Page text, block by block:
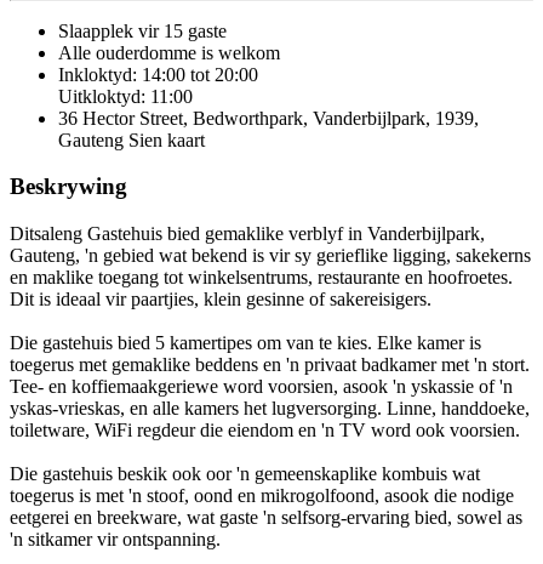
Slaapplek vir 15 gaste
Alle ouderdomme is welkom
Inkloktyd: 14:00 tot 20:00
Uitkloktyd: 11:00
36 Hector Street, Bedworthpark, Vanderbijlpark, 1939,
Gauteng Sien kaart
Beskrywing
Ditsaleng Gastehuis bied gemaklike verblyf in Vanderbijlpark,
Gauteng, 'n gebied wat bekend is vir sy gerieflike ligging, sakekerns
en maklike toegang tot winkelsentrums, restaurante en hoofroetes.
Dit is ideaal vir paartjies, klein gesinne of sakereisigers.
Die gastehuis bied 5 kamertipes om van te kies. Elke kamer is
toegerus met gemaklike beddens en 'n privaat badkamer met 'n stort.
Tee- en koffiemaakgeriewe word voorsien, asook 'n yskassie of 'n
yskas-vrieskas, en alle kamers het lugversorging. Linne, handdoeke,
toiletware, WiFi regdeur die eiendom en 'n TV word ook voorsien.
Die gastehuis beskik ook oor 'n gemeenskaplike kombuis wat
toegerus is met 'n stoof, oond en mikrogolfoond, asook die nodige
eetgerei en breekware, wat gaste 'n selfsorg-ervaring bied, sowel as
'n sitkamer vir ontspanning.